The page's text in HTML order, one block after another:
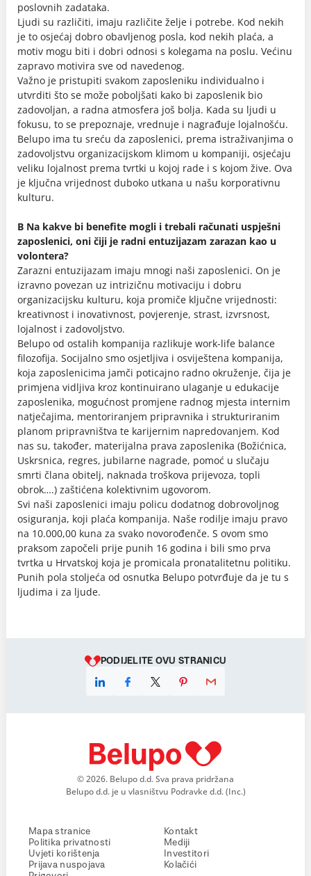
poslovnih zadataka.
Ljudi su različiti, imaju različite želje i potrebe. Kod nekih
je to osjećaj dobro obavljenog posla, kod nekih plaća, a
motiv mogu biti i dobri odnosi s kolegama na poslu. Većinu
zapravo motivira sve od navedenog.
Važno je pristupiti svakom zaposleniku individualno i
utvrditi što se može poboljšati kako bi zaposlenik bio
zadovoljan, a radna atmosfera još bolja. Kada su ljudi u
fokusu, to se prepoznaje, vrednuje i nagrađuje lojalnošću.
Belupo ima tu sreću da zaposlenici, prema istraživanjima o
zadovoljstvu organizacijskom klimom u kompaniji, osjećaju
veliku lojalnost prema tvrtki u kojoj rade i s kojom žive. Ova
je ključna vrijednost duboko utkana u našu korporativnu
kulturu.
B Na kakve bi benefite mogli i trebali računati uspješni
zaposlenici, oni čiji je radni entuzijazam zarazan kao u
volontera?
Zarazni entuzijazam imaju mnogi naši zaposlenici. On je
izravno povezan uz intrizičnu motivaciju i dobru
organizacijsku kulturu, koja promiče ključne vrijednosti:
kreativnost i inovativnost, povjerenje, strast, izvrsnost,
lojalnost i zadovoljstvo.
Belupo od ostalih kompanija razlikuje work-life balance
filozofija. Socijalno smo osjetljiva i osviještena kompanija,
koja zaposlenicima jamči poticajno radno okruženje, čija je
primjena vidljiva kroz kontinuirano ulaganje u edukacije
zaposlenika, mogućnost promjene radnog mjesta internim
natječajima, mentoriranjem pripravnika i strukturiranim
planom pripravništva te karijernim napredovanjem. Kod
nas su, također, materijalna prava zaposlenika (Božićnica,
Uskrsnica, regres, jubilarne nagrade, pomoć u slučaju
smrti člana obitelj, naknada troškova prijevoza, topli
obrok….) zaštićena kolektivnim ugovorom.
Svi naši zaposlenici imaju policu dodatnog dobrovoljnog
osiguranja, koji plaća kompanija. Naše rodilje imaju pravo
na 10.000,00 kuna za svako novorođenče. S ovom smo
praksom započeli prije punih 16 godina i bili smo prva
tvrtka u Hrvatskoj koja je promicala pronatalitetnu politiku.
Punih pola stoljeća od osnutka Belupo potvrđuje da je tu s
ljudima i za ljude.
PODIJELITE OVU STRANICU
© 2026. Belupo d.d. Sva prava pridržana
Belupo d.d. je u vlasništvu Podravke d.d. (Inc.)
Mapa stranice
Politika privatnosti
Uvjeti korištenja
Prijava nuspojava
Kontakt
Mediji
Investitori
Kolačići